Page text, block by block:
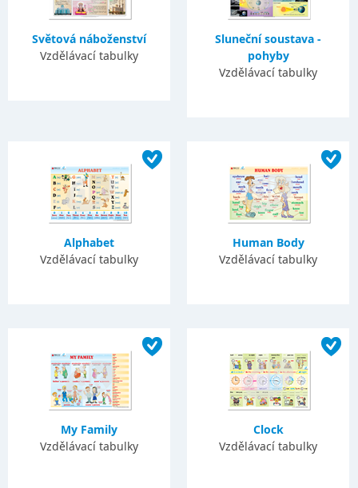
Světová náboženství
Vzdělávací tabulky
Sluneční soustava -
pohyby
Vzdělávací tabulky
Alphabet
Vzdělávací tabulky
Human Body
Vzdělávací tabulky
My Family
Vzdělávací tabulky
Clock
Vzdělávací tabulky